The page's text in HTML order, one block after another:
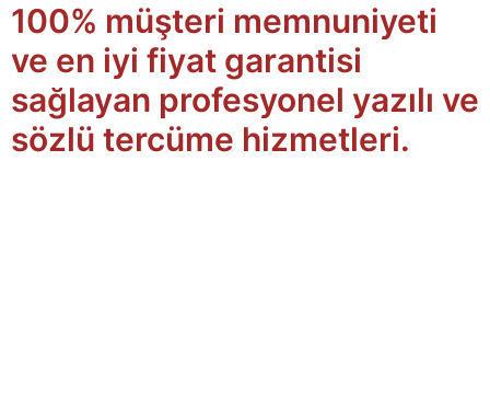
100% müşteri memnuniyeti
ve en iyi fiyat garantisi
sağlayan profesyonel yazılı ve
sözlü tercüme hizmetleri.